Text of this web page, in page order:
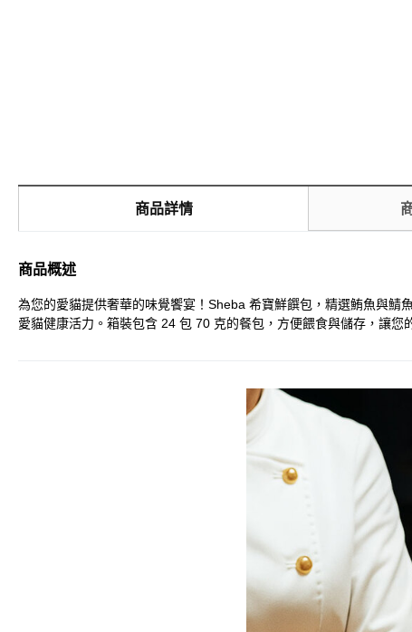
商品詳情
商品概述
為您的愛貓提供奢華的味覺饗宴！Sheba 希寶鮮饌包，精選鮪魚與
愛貓健康活力。箱裝包含 24 包 70 克的餐包，方便餵食與儲存，讓